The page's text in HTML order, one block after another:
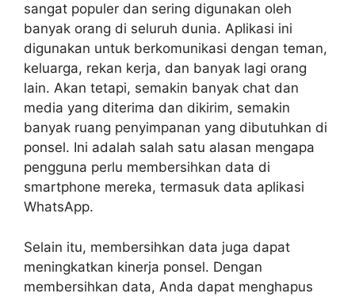
sangat populer dan sering digunakan oleh
banyak orang di seluruh dunia. Aplikasi ini
digunakan untuk berkomunikasi dengan teman,
keluarga, rekan kerja, dan banyak lagi orang
lain. Akan tetapi, semakin banyak chat dan
media yang diterima dan dikirim, semakin
banyak ruang penyimpanan yang dibutuhkan di
ponsel. Ini adalah salah satu alasan mengapa
pengguna perlu membersihkan data di
smartphone mereka, termasuk data aplikasi
WhatsApp.
Selain itu, membersihkan data juga dapat
meningkatkan kinerja ponsel. Dengan
membersihkan data, Anda dapat menghapus